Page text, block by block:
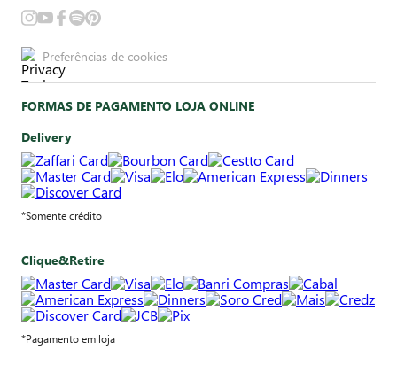
Preferências de cookies
FORMAS DE PAGAMENTO LOJA ONLINE
Delivery
*Somente crédito
Clique&Retire
*Pagamento em loja